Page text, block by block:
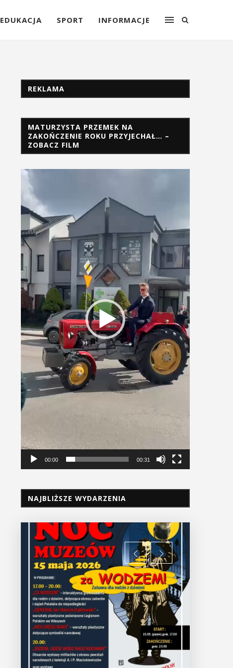
EDUKACJA SPORT INFORMACJE
REKLAMA
MATURZYSTA PRZEMEK NA
ZAKOŃCZENIE ROKU PRZYJECHAŁ… –
ZOBACZ FILM
Odtwarzacz
video
00:00 00:31
NAJBLIŻSZE WYDARZENIA